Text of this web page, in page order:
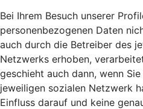
Bei Ihrem Besuch unserer
personenbezogenen Daten
auch durch die Betreiber des
Netzwerks erhoben,
geschieht auch dann, wenn
jeweiligen sozialen Netzwerk
Einfluss darauf und keine